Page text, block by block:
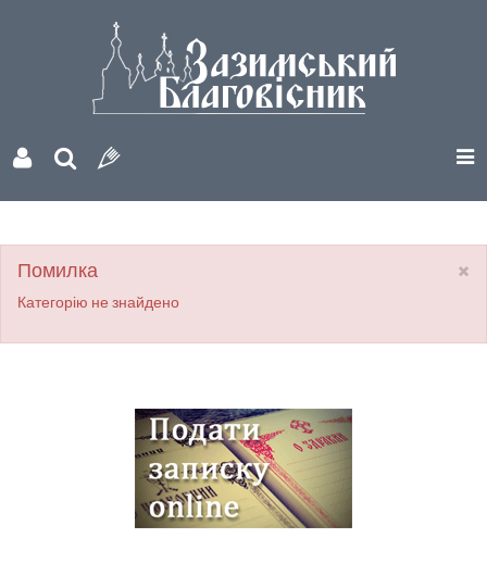
×
Помилка
Категорію не знайдено